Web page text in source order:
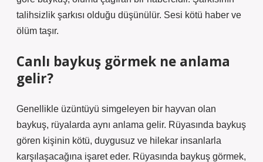
talihsizlik şarkısı olduğu düşünülür. Sesi kötü haber ve
ölüm taşır.
Canlı baykuş görmek ne anlama
gelir?
Genellikle üzüntüyü simgeleyen bir hayvan olan
baykuş, rüyalarda aynı anlama gelir. Rüyasında baykuş
gören kişinin kötü, duygusuz ve hilekar insanlarla
karşılaşacağına işaret eder. Rüyasında baykuş görmek,